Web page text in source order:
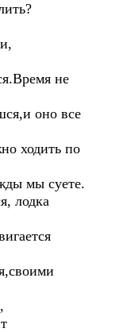
не
оно все
ходить по
мы суете.
лодка